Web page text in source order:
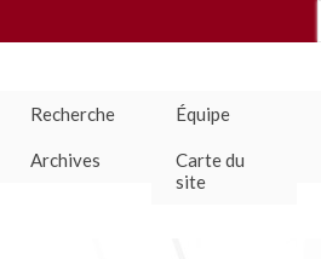
Recherche Équipe
Archives
Carte du
site